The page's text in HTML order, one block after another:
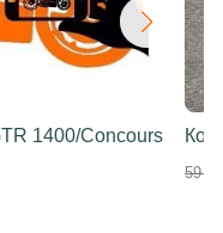
1400/Concours
59